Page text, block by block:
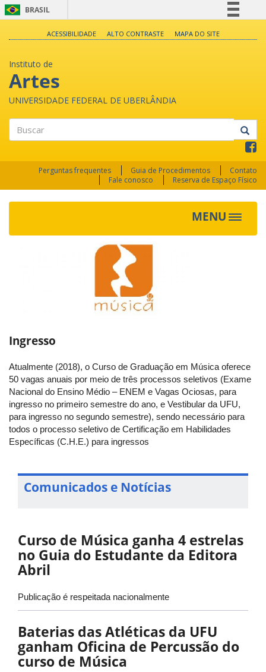
BRASIL
Legislação
Canais
ACESSIBILIDADE ALTO CONTRASTE MAPA DO SITE
Instituto de
Artes
UNIVERSIDADE FEDERAL DE UBERLÂNDIA
Perguntas frequentes Guia de Procedimentos
Contato
Fale conosco
Reserva de Espaço Físico
MENU
Toggle
Ingresso
Atualmente (2018), o Curso de Graduação em Música oferece
50 vagas anuais por meio de três processos seletivos (Exame
Nacional do Ensino Médio – ENEM e Vagas Ociosas, para
ingresso no primeiro semestre do ano, e Vestibular da UFU,
para ingresso no segundo semestre), sendo necessário para
todos o processo seletivo de Certificação em Habilidades
Específicas (C.H.E.) para ingressos
Comunicados e Notícias
Curso de Música ganha 4 estrelas
no Guia do Estudante da Editora
Abril
Publicação é respeitada nacionalmente
Baterias das Atléticas da UFU
ganham Oficina de Percussão do
curso de Música